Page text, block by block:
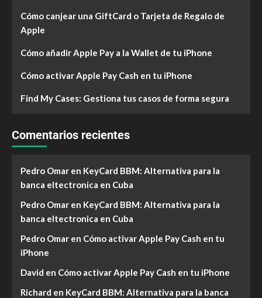
Cómo canjear una GiftCard o Tarjeta de Regalo de
Apple
Cómo añadir Apple Pay a la Wallet de tu iPhone
Cómo activar Apple Pay Cash en tu iPhone
Find My Cases: Gestiona tus casos de forma segura
Comentarios recientes
Pedro Omar en KeyCard BBM: Alternativa para la
banca eltectronica en Cuba
Pedro Omar en KeyCard BBM: Alternativa para la
banca eltectronica en Cuba
Pedro Omar en Cómo activar Apple Pay Cash en tu
iPhone
David en Cómo activar Apple Pay Cash en tu iPhone
Richard en KeyCard BBM: Alternativa para la banca